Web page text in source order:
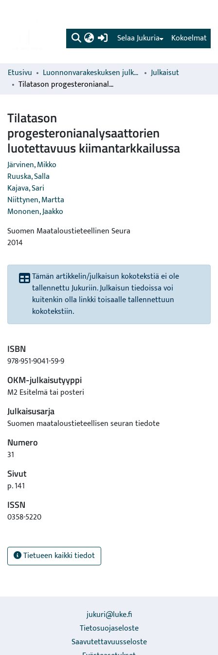
(current) Kokoelmat
Selaa Jukuria
Etusivu Luonnonvarakeskuksen julkaisut
Julkaisut
Tilatason progesteronianalysaattorien luotettavuus kiimantarkkailussa
Tilatason
progesteronianalysaattorien
luotettavuus kiimantarkkailussa
Järvinen, Mikko
Ruuska, Salla
Kajava, Sari
Niittynen, Martta
Mononen, Jaakko
Suomen Maataloustieteellinen Seura
2014
Tämän artikkelin/julkaisun kokotekstiä ei ole
tallennettu Jukuriin. Julkaisun tiedoissa voi
kuitenkin olla linkki toisaalle tallennettuun
kokotekstiin.
ISBN
978-951-9041-59-9
OKM-julkaisutyyppi
M2 Esitelmä tai posteri
Julkaisusarja
Suomen maataloustieteellisen seuran tiedote
Numero
31
Sivut
p. 141
ISSN
0358-5220
Tietueen kaikki tiedot
jukuri@luke.fi
Tietosuojaseloste
Saavutettavuusseloste